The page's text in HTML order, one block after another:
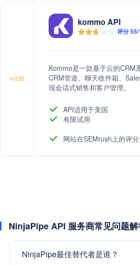
+比较
kommo API
评分
Kommo是一款基于云的CRM
CRM管道、聊天收件箱、
现会话式销售和客户管理。
API适用于美国
有限试用
网站在SEMrush上的评
NinjaPipe API 服务商常见问题
NinjaPipe最佳替代者是谁？